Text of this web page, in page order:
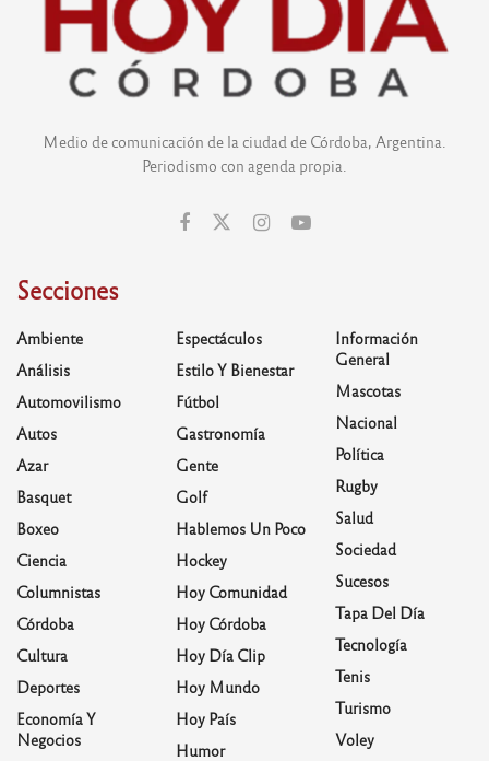
Medio de comunicación de la ciudad de Córdoba, Argentina.
Periodismo con agenda propia.
Secciones
Ambiente
Análisis
Automovilismo
Autos
Azar
Basquet
Boxeo
Ciencia
Columnistas
Córdoba
Cultura
Deportes
Economía Y
Negocios
Espectáculos
Estilo Y Bienestar
Fútbol
Gastronomía
Gente
Golf
Hablemos Un Poco
Hockey
Hoy Comunidad
Hoy Córdoba
Hoy Día Clip
Hoy Mundo
Hoy País
Humor
Información
General
Mascotas
Nacional
Política
Rugby
Salud
Sociedad
Sucesos
Tapa Del Día
Tecnología
Tenis
Turismo
Voley